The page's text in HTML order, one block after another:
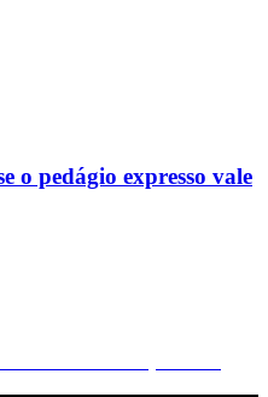
o pedágio expresso vale